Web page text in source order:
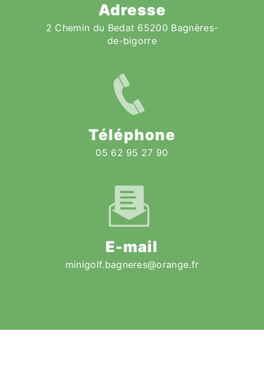
Adresse
2 Chemin du Bedat 65200 Bagnères-
de-bigorre
Téléphone
05 62 95 27 90
E-mail
minigolf.bagneres@orange.fr